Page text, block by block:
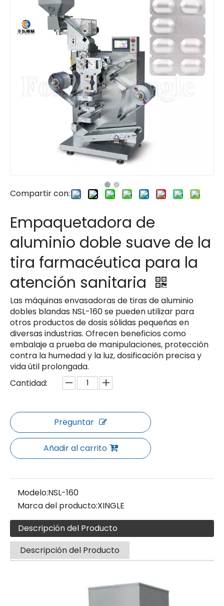
Compartir con:
Empaquetadora de
aluminio doble suave de la
tira farmacéutica para la
atención sanitaria
Las máquinas envasadoras de tiras de aluminio
dobles blandas NSL-160 se pueden utilizar para
otros productos de dosis sólidas pequeñas en
diversas industrias. Ofrecen beneficios como
embalaje a prueba de manipulaciones, protección
contra la humedad y la luz, dosificación precisa y
vida útil prolongada.
Cantidad:
Preguntar
Añadir al carrito
Modelo:NSL-160
Marca del producto:XINGLE
Descripción del Producto
Descripción del Producto